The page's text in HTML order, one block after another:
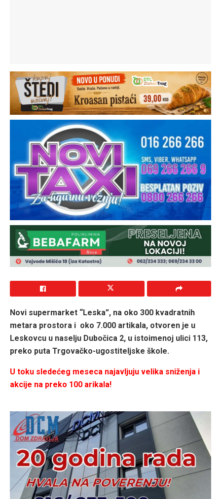
Novi supermarket “Leska”, na oko 300 kvadratnih
metara prostora i oko 7.000 artikala, otvoren je u
Leskovcu u naselju Dubočica 2, u istoimenoj ulici 113,
preko puta Trgovačko-ugostiteljske škole.
U toku sledećeg meseca najavljuju velika sniženja i
akcije na preko 100 arikala!